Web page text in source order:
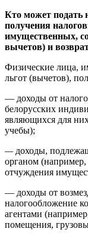
Кто может подать
получения
имущественных,
вычетов) и
Физические лица,
льгот (вычетов),
— доходы от
белорусских
являющихся для
учебы);
— доходы,
органом (например,
отчуждения
— доходы от
налогообложение
агентами
помещения,